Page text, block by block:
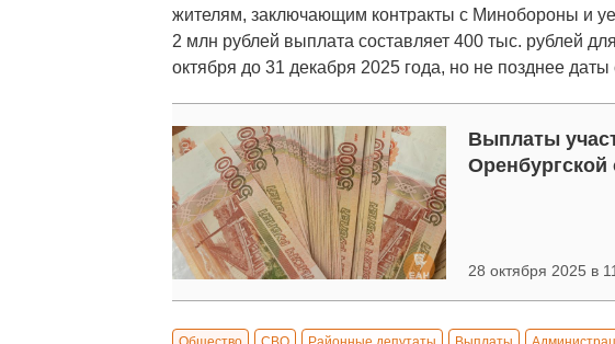
жителям, заключающим контракты с Минобороны и
2 млн рублей выплата составляет 400 тыс. рублей
октября до 31 декабря 2025 года, но не позднее
Выплаты
Оренбургской
28 октября 2025 в